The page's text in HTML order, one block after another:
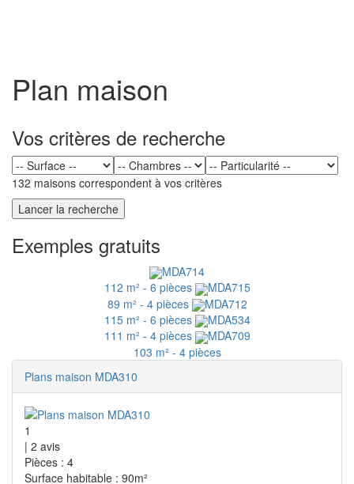
Plan maison
Vos critères de recherche
132 maisons correspondent à vos critères
Exemples gratuits
MDA714
112 m² - 6 pièces
MDA715
89 m² - 4 pièces
MDA712
115 m² - 6 pièces
MDA534
111 m² - 4 pièces
MDA709
103 m² - 4 pièces
Plans maison MDA310
1
| 2 avis
Pièces : 4
Surface habitable : 90m²